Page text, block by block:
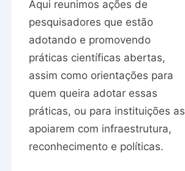
Aqui reunimos ações de
pesquisadores que estão
adotando e promovendo
práticas científicas abertas,
assim como orientações para
quem queira adotar essas
práticas, ou para instituições as
apoiarem com infraestrutura,
reconhecimento e políticas.